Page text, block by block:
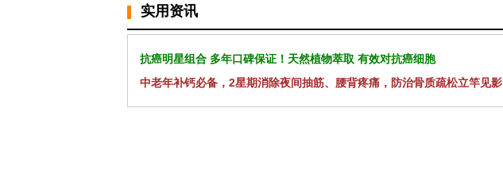
实用资讯
抗癌明星组合 多年口碑保证！天然植物萃取 有效对抗癌细胞
中老年补钙必备，2星期消除夜间抽筋、腰背疼痛，防治骨质疏松立竿见影